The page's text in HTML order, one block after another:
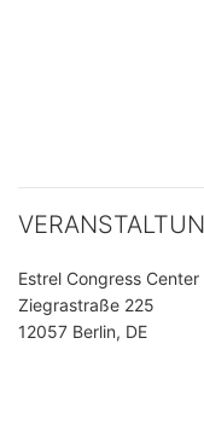
Estrel Congress
Ziegrastraße 225
12057 Berlin, DE